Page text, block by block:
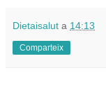
Dietaisalut a 14:13
Comparteix